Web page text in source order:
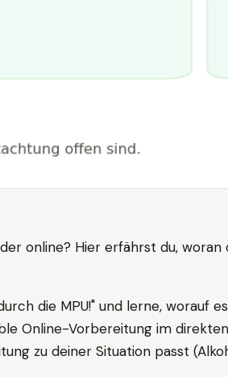
online? Hier erfährst du,
die MPU!" und lerne, worauf
Online-Vorbereitung im
zu deiner Situation passt